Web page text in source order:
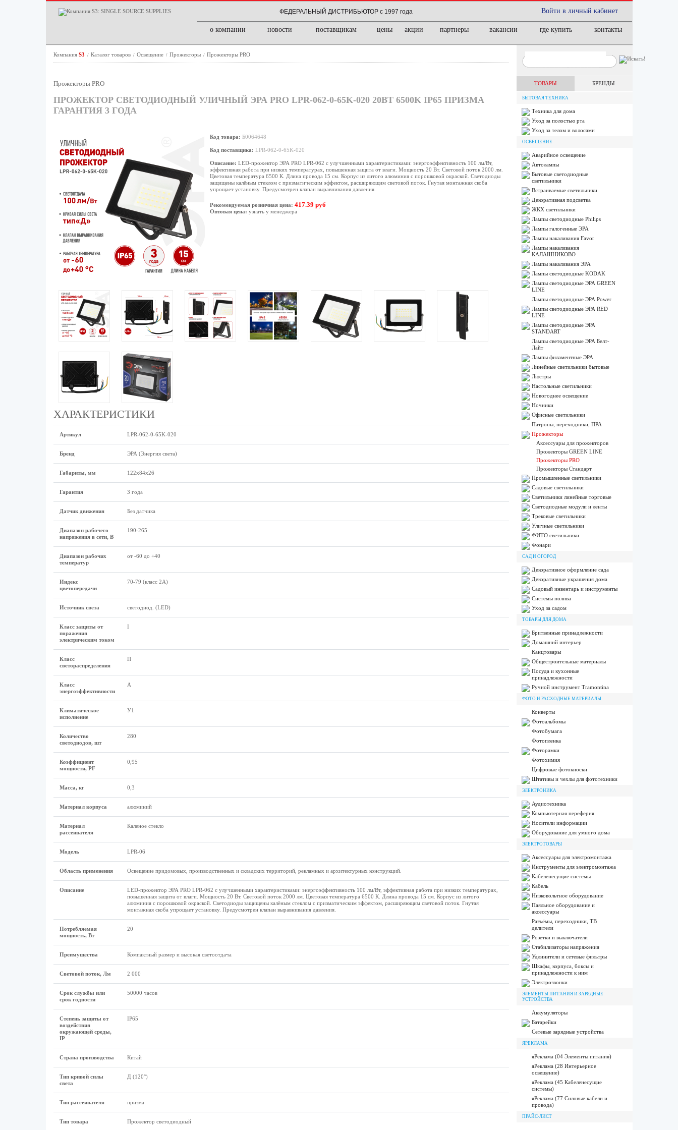
Войти в личный кабинет
ФЕДЕРАЛЬНЫЙ ДИСТРИБЬЮТОР с 1997 года
о компании новости поставщикам цены акции партнеры вакансии где купить контакты
Компания S3 / Каталог товаров / Освещение / Прожекторы / Прожекторы PRO
Прожекторы PRO
ПРОЖЕКТОР СВЕТОДИОДНЫЙ УЛИЧНЫЙ ЭРА PRO LPR-062-0-65K-020 20ВТ 6500K IP65 ПРИЗМА
ГАРАНТИЯ 3 ГОДА
Код товара: Б0064648
Код поставщика: LPR-062-0-65K-020
Описание: LED-прожектор ЭРА PRO LPR-062 с улучшенными характеристиками: энергоэффективность 100 лм/Вт,
эффективная работа при низких температурах, повышенная защита от влаги. Мощность 20 Вт. Световой поток 2000 лм.
Цветовая температура 6500 К. Длина провода 15 см. Корпус из литого алюминия с порошковой окраской. Светодиоды
защищены калёным стеклом с призматическим эффектом, расширяющим световой поток. Гнутая монтажная скоба
упрощает установку. Предусмотрен клапан выравнивания давления.
Рекомендуемая розничная цена: 417.39 руб
Оптовая цена: узнать у менеджера
ХАРАКТЕРИСТИКИ
Артикул LPR-062-0-65K-020
Бренд ЭРА (Энергия света)
Габариты, мм 122х84х26
Гарантия 3 года
Датчик движения Без датчика
Диапазон рабочего
напряжения в сети, В
190-265
Диапазон рабочих
температур
от -60 до +40
Индекс
цветопередачи
70-79 (класс 2A)
Источник света светодиод. (LED)
Класс защиты от
поражения
электрическим током
I
Класс
светораспределения
П
Класс
энергоэффективности
А
Климатическое
исполнение
У1
Количество
светодиодов, шт
280
Коэффициент
мощности, PF
0,95
Масса, кг 0,3
Материал корпуса алюминий
Материал
рассеивателя
Каленое стекло
Модель LPR-06
Область применения Освещение придомовых, производственных и складских территорий, рекламных и архитектурных конструкций.
Описание
LED-прожектор ЭРА PRO LPR-062 с улучшенными характеристиками: энергоэффективность 100 лм/Вт, эффективная работа при низких температурах,
повышенная защита от влаги. Мощность 20 Вт. Световой поток 2000 лм. Цветовая температура 6500 К. Длина провода 15 см. Корпус из литого
алюминия с порошковой окраской. Светодиоды защищены калёным стеклом с призматическим эффектом, расширяющим световой поток. Гнутая
монтажная скоба упрощает установку. Предусмотрен клапан выравнивания давления.
Потребляемая
мощность, Вт
20
Преимущества Компактный размер и высокая светоотдача
Световой поток, Лм 2 000
Срок службы или
срок годности
50000 часов
Степень защиты от
воздействия
окружающей среды,
IP
IP65
Страна производства Китай
Тип кривой силы
света
Д (120°)
Тип рассеивателя призма
Тип товара Прожектор светодиодный
ТОВАРЫ БРЕНДЫ
БЫТОВАЯ ТЕХНИКА
Техника для дома
Уход за полостью рта
Уход за телом и волосами
ОСВЕЩЕНИЕ
Аварийное освещение
Автолампы
Бытовые светодиодные
светильники
Встраиваемые светильники
Декоративная подсветка
ЖКХ светильники
Лампы cветодиодные Philips
Лампы галогенные ЭРА
Лампы накаливания Favor
Лампы накаливания
КАЛАШНИКОВО
Лампы накаливания ЭРА
Лампы светодиодные KODAK
Лампы светодиодные ЭРА GREEN
LINE
Лампы светодиодные ЭРА Power
Лампы светодиодные ЭРА RED
LINE
Лампы светодиодные ЭРА
STANDART
Лампы светодиодные ЭРА Белт-
Лайт
Лампы филаментные ЭРА
Линейные светильники бытовые
Люстры
Настольные светильники
Новогоднее освещение
Ночники
Офисные светильники
Патроны, переходники, ПРА
Прожекторы
Аксессуары для прожекторов
Прожекторы GREEN LINE
Прожекторы PRO
Прожекторы Стандарт
Промышленные светильники
Садовые светильники
Светильники линейные торговые
Светодиодные модули и ленты
Трековые светильники
Уличные светильники
ФИТО светильники
Фонари
САД И ОГОРОД
Декоративное оформление сада
Декоративные украшения дома
Садовый инвентарь и инструменты
Системы полива
Уход за садом
ТОВАРЫ ДЛЯ ДОМА
Бритвенные принадлежности
Домашний интерьер
Канцтовары
Общестроительные материалы
Посуда и кухонные
принадлежности
Ручной инструмент Tramontina
ФОТО И РАСХОДНЫЕ МАТЕРИАЛЫ
Конверты
Фотоальбомы
Фотобумага
Фотопленка
Фоторамки
Фотохимия
Цифровые фотокиоски
Штативы и чехлы для фототехники
ЭЛЕКТРОНИКА
Аудиотехника
Компьютерная переферия
Носители информации
Оборудование для умного дома
ЭЛЕКТРОТОВАРЫ
Аксессуары для электромонтажа
Инструменты для электромонтажа
Кабеленесущие системы
Кабель
Низковольтное оборудование
Паяльное оборудование и
аксессуары
Разъёмы, переходники, ТВ
делители
Розетки и выключатели
Стабилизаторы напряжения
Удлинители и сетевые фильтры
Шкафы, корпуса, боксы и
принадлежности к ним
Электрозвонки
ЭЛЕМЕНТЫ ПИТАНИЯ И ЗАРЯДНЫЕ
УСТРОЙСТВА
Аккумуляторы
Батарейки
Сетевые зарядные устройства
ЯРЕКЛАМА
яРеклама (04 Элементы питания)
яРеклама (28 Интерьерное
освещение)
яРеклама (45 Кабеленесущие
системы)
яРеклама (77 Силовые кабели и
провода)
ПРАЙС-ЛИСТ